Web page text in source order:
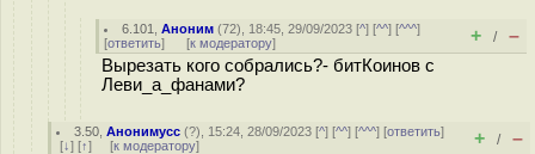
6.101 ,Аноним (72), 18:45, 29/09/2023 [^] [^^] [^^^]
[ответить] [к модератору] + / –
Вырезать кого собрались?- битКоинов с
Леви_а_фанами?
3.50 ,Анонимусс (?), 15:24, 28/09/2023 [^] [^^] [^^^] [ответить]
[↓] [↑] [к модератору] + / –